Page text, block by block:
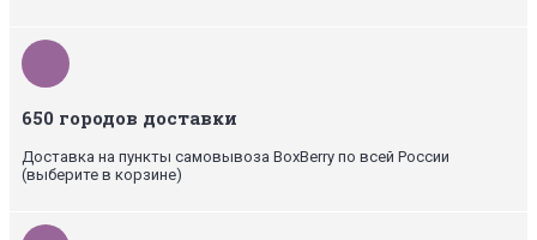
650 городов доставки
Доставка на пункты самовывоза BoxBerry по всей России
(выберите в корзине)